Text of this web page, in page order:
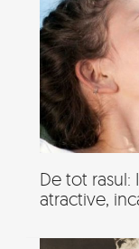
De tot
atractive,